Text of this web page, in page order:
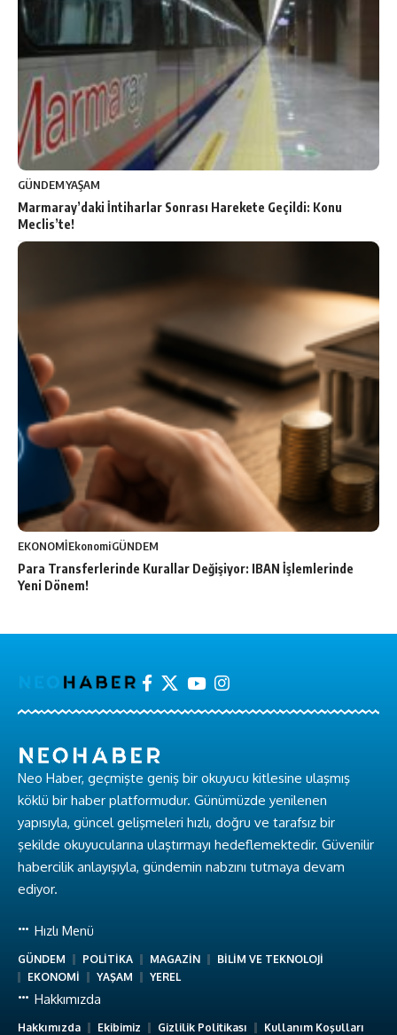
GÜNDEMYAŞAM
Marmaray’daki İntiharlar Sonrası Harekete Geçildi: Konu
Meclis’te!
EKONOMİEkonomiGÜNDEM
Para Transferlerinde Kurallar Değişiyor: IBAN İşlemlerinde
Yeni Dönem!
Neo Haber, geçmişte geniş bir okuyucu kitlesine ulaşmış
köklü bir haber platformudur. Günümüzde yenilenen
yapısıyla, güncel gelişmeleri hızlı, doğru ve tarafsız bir
şekilde okuyucularına ulaştırmayı hedeflemektedir. Güvenilir
habercilik anlayışıyla, gündemin nabzını tutmaya devam
ediyor.
Hızlı Menü
GÜNDEM POLİTİKA MAGAZİN
BİLİM VE TEKNOLOJİ
EKONOMİ
YAŞAM YEREL
Hakkımızda
Hakkımızda Ekibimiz Gizlilik Politikası Kullanım Koşulları